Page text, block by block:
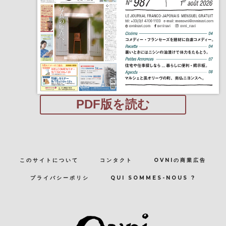
PDF版を読む
このサイトについて コンタクト OVNIの商業広告
プライバシーポリシ QUI SOMMES-NOUS ?